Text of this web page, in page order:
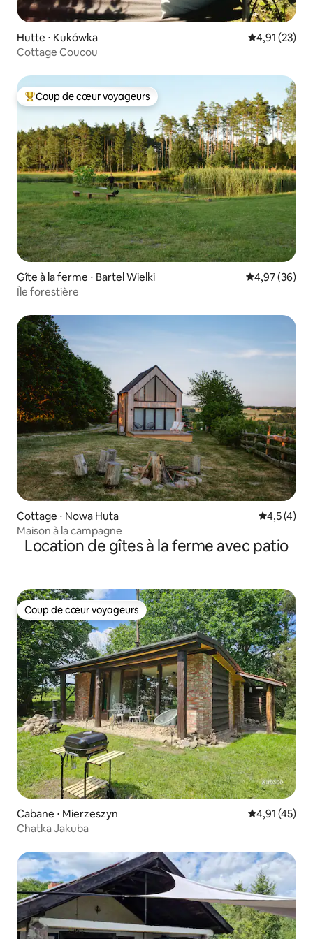
Hutte ⋅ Kukówka Évaluation
4,91 (23)
Cottage Coucou
Coups de cœur voyageurs les plus appréciés
Coup de cœur voyageurs
Gîte à la ferme ⋅ Bartel Wielki Évaluation
4,97 (36)
Île forestière
Cottage ⋅ Nowa Huta Évaluation
4,5 (4)
Maison à la campagne
Location de gîtes à la ferme avec patio
Coup de cœur voyageurs
Coup de cœur voyageurs
Cabane ⋅ Mierzeszyn Évaluation
4,91 (45)
Chatka Jakuba